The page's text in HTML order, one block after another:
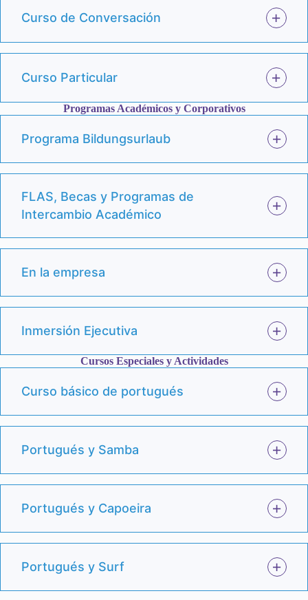
Curso de Conversación
Curso Particular
Programas Académicos y Corporativos
Programa Bildungsurlaub
FLAS, Becas y Programas de
Intercambio Académico
En la empresa
Inmersión Ejecutiva
Cursos Especiales y Actividades
Curso básico de portugués
Portugués y Samba
Portugués y Capoeira
Portugués y Surf